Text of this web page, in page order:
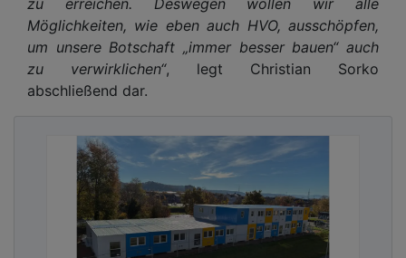
Möglichkeiten, wie eben auch HVO, ausschöpfen,
um unsere Botschaft „immer besser bauen“ auch
zu verwirklichen“, legt Christian Sorko
abschließend dar.